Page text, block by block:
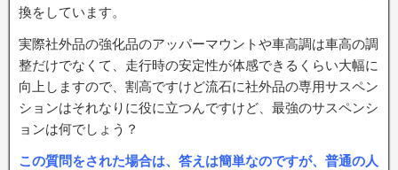
換をしています。
実際社外品の強化品のアッパーマウントや車高調は車高の調
整だけでなくて、走行時の安定性が体感できるくらい大幅に
向上しますので、割高ですけど流石に社外品の専用サスペン
ションはそれなりに役に立つんですけど、最強のサスペンシ
ョンは何でしょう？
この質問をされた場合は、答えは簡単なのですが、普通の人